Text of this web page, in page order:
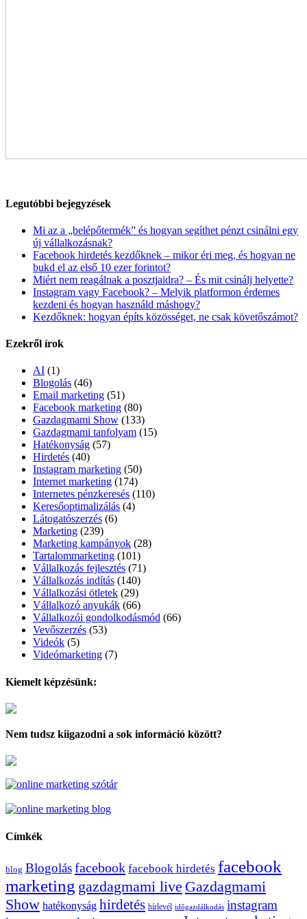
Legutóbbi bejegyzések
Mi az a „belépőtermék” és hogyan segíthet pénzt csinálni egy
új vállalkozásnak?
Facebook hirdetés kezdőknek – mikor éri meg, és hogyan ne
bukd el az első 10 ezer forintot?
Miért nem reagálnak a posztjaidra? – És mit csinálj helyette?
Instagram vagy Facebook? – Melyik platformon érdemes
kezdeni és hogyan használd máshogy?
Kezdőknek: hogyan építs közösséget, ne csak követőszámot?
Ezekről írok
AI (1)
Blogolás (46)
Email marketing (51)
Facebook marketing (80)
Gazdagmami Show (133)
Gazdagmami tanfolyam (15)
Hatékonyság (57)
Hirdetés (40)
Instagram marketing (50)
Internet marketing (174)
Internetes pénzkeresés (110)
Keresőoptimalizálás (4)
Látogatószerzés (6)
Marketing (239)
Marketing kampányok (28)
Tartalommarketing (101)
Vállalkozás fejlesztés (71)
Vállalkozás indítás (140)
Vállalkozási ötletek (29)
Vállalkozó anyukák (66)
Vállalkozói gondolkodásmód (66)
Vevőszerzés (53)
Videók (5)
Videómarketing (7)
Kiemelt képzésünk:
Nem tudsz kiigazodni a sok információ között?
Címkék
blog Blogolásfacebook facebook hirdetés facebook
marketing gazdagmami live Gazdagmami
Show hatékonyság hirdetés hírlevél időgazdálkodás instagram